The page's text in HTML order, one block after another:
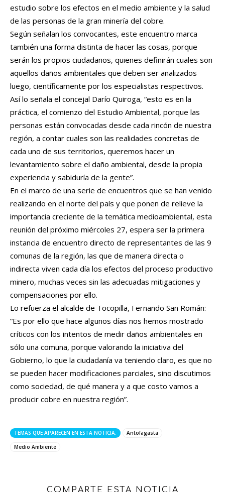
estudio sobre los efectos en el medio ambiente y la salud
de las personas de la gran minería del cobre.
Según señalan los convocantes, este encuentro marca
también una forma distinta de hacer las cosas, porque
serán los propios ciudadanos, quienes definirán cuales son
aquellos daños ambientales que deben ser analizados
luego, científicamente por los especialistas respectivos.
Así lo señala el concejal Darío Quiroga, “esto es en la
práctica, el comienzo del Estudio Ambiental, porque las
personas están convocadas desde cada rincón de nuestra
región, a contar cuales son las realidades concretas de
cada uno de sus territorios, queremos hacer un
levantamiento sobre el daño ambiental, desde la propia
experiencia y sabiduría de la gente”.
En el marco de una serie de encuentros que se han venido
realizando en el norte del país y que ponen de relieve la
importancia creciente de la temática medioambiental, esta
reunión del próximo miércoles 27, espera ser la primera
instancia de encuentro directo de representantes de las 9
comunas de la región, las que de manera directa o
indirecta viven cada día los efectos del proceso productivo
minero, muchas veces sin las adecuadas mitigaciones y
compensaciones por ello.
Lo refuerza el alcalde de Tocopilla, Fernando San Román:
“Es por ello que hace algunos días nos hemos mostrado
críticos con los intentos de medir daños ambientales en
sólo una comuna, porque valorando la iniciativa del
Gobierno, lo que la ciudadanía va teniendo claro, es que no
se pueden hacer modificaciones parciales, sino discutimos
como sociedad, de qué manera y a que costo vamos a
producir cobre en nuestra región”.
TEMAS QUE APARECEN EN ESTA NOTICIA:
Antofagasta
Medio Ambiente
COMPARTE ESTA NOTICIA